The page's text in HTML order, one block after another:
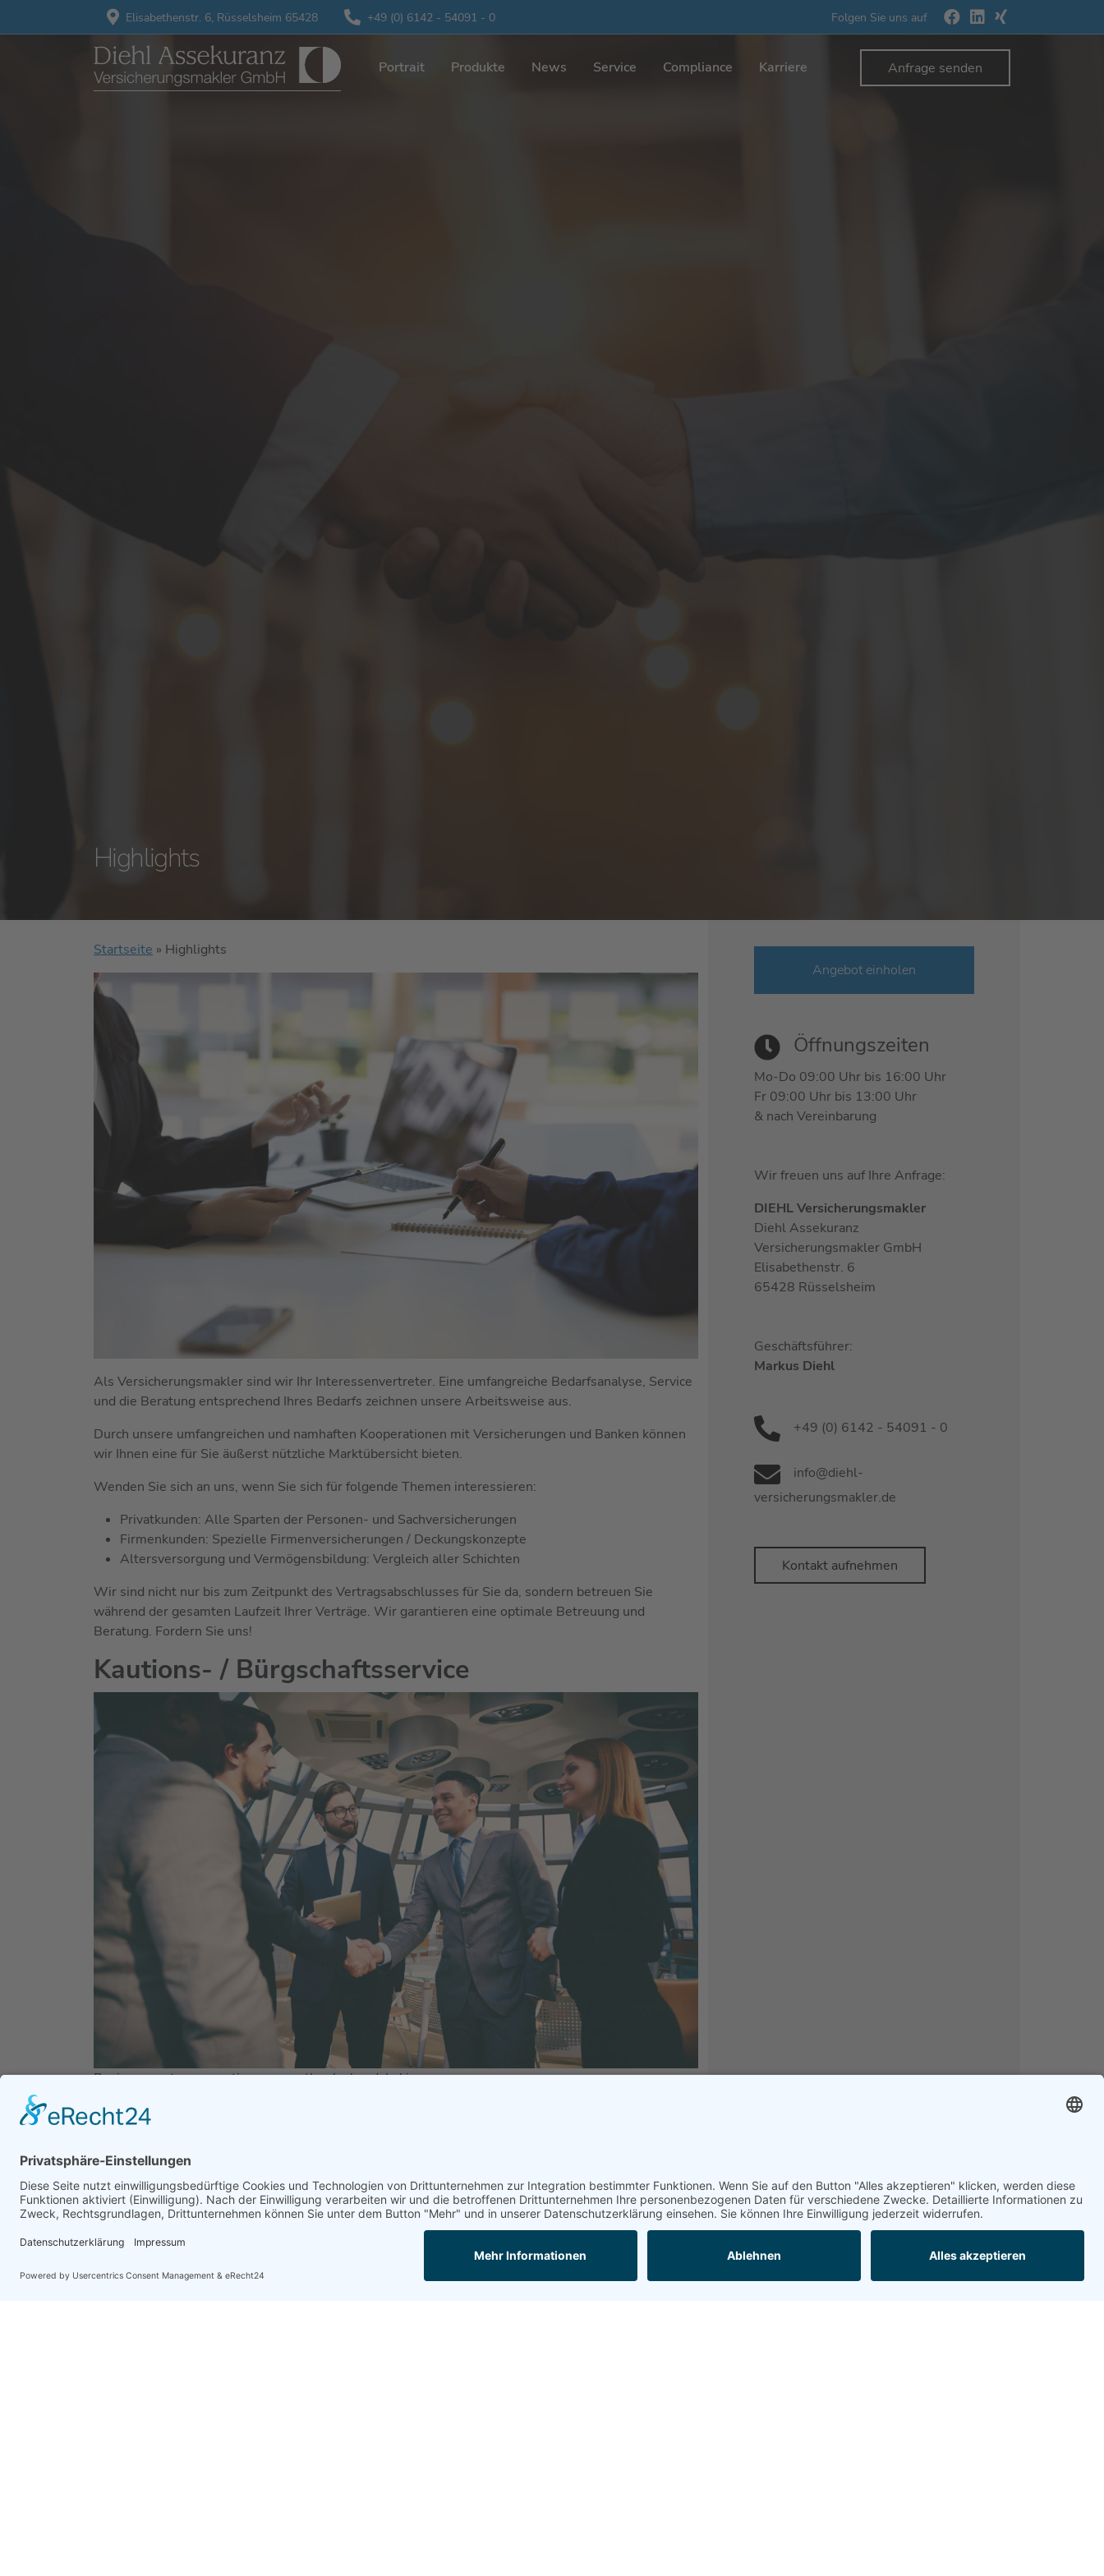
Elisabethenstr. 6, Rüsselsheim 65428 +49 (0) 6142 - 54091 - 0 Folgen Sie uns auf
Portrait Produkte News Service Compliance Karriere Anfrage senden
Highlights
Startseite » Highlights
Als Versicherungsmakler sind wir Ihr Interessenvertreter. Eine umfangreiche Bedarfsanalyse, Service
und die Beratung entsprechend Ihres Bedarfs zeichnen unsere Arbeitsweise aus.
Durch unsere umfangreichen und namhaften Kooperationen mit Versicherungen und Banken können
wir Ihnen eine für Sie äußerst nützliche Marktübersicht bieten.
Wenden Sie sich an uns, wenn Sie sich für folgende Themen interessieren:
Privatkunden: Alle Sparten der Personen- und Sachversicherungen
Firmenkunden: Spezielle Firmenversicherungen / Deckungskonzepte
Altersversorgung und Vermögensbildung: Vergleich aller Schichten
Wir sind nicht nur bis zum Zeitpunkt des Vertragsabschlusses für Sie da, sondern betreuen Sie
während der gesamten Laufzeit Ihrer Verträge. Wir garantieren eine optimale Betreuung und
Beratung. Fordern Sie uns!
Kautions- / Bürgschaftsservice
Business partners greeting one another by handshaking
Mehr Spielraum für die Kreditlinie, absolut günstige Konditionen und bei entsprechender Bonität
keine Sicherheiten nötig: Das bietet unsere Kautionsversicherung. Erweitern Sie jetzt den finanziellen
Prozent aller Kautionszusagen fordern wir keine Sicherheiten.
Flexibilität bei der Sicherheiten Stellung !Kommt es bei der Bonitätseinstufung im Ausnahmefall doch
zu einer Sicherheiten Forderung, dann stellen wir in der Regel vorab trotzdem eine anteilige
Bürgschaftslinie zur Verfügung. Oder Sie können diese auf vielfältige Weise leisten. Möglich sind die
üblichen Verfahren wie die Verpfändung von Sparguthaben oder Guthaben in Form von Termingeldern
sowie eine Rückbürgschaft der Hausbank.
Angebot einholen
Öffnungszeiten
Mo-Do 09:00 Uhr bis 16:00 Uhr
Fr 09:00 Uhr bis 13:00 Uhr
& nach Vereinbarung
Wir freuen uns auf Ihre Anfrage:
DIEHL Versicherungsmakler
Diehl Assekuranz
Versicherungsmakler GmbH
Elisabethenstr. 6
65428 Rüsselsheim
Geschäftsführer:
Markus Diehl
+49 (0) 6142 - 54091 - 0
info@diehl-
versicherungsmakler.de
Kontakt aufnehmen